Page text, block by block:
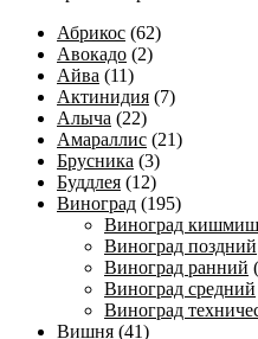
Абрикос (62)
Авокадо (2)
Айва (11)
Актинидия (7)
Алыча (22)
Амараллис (21)
Брусника (3)
Буддлея (12)
Виноград (195)
Виноград кишмиш
Виноград поздний
Виноград ранний
Виноград средний
Виноград
Вишня (41)